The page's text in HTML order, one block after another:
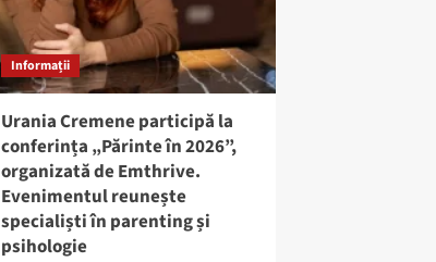
Informații
Urania Cremene participă la
conferința „Părinte în 2026”,
organizată de Emthrive.
Evenimentul reunește
specialiști în parenting și
psihologie